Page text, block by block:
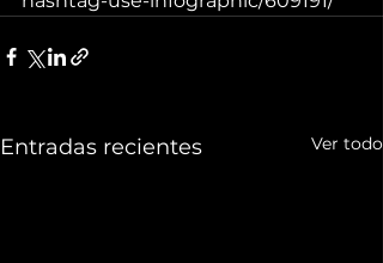
Entradas recientes Ver todo